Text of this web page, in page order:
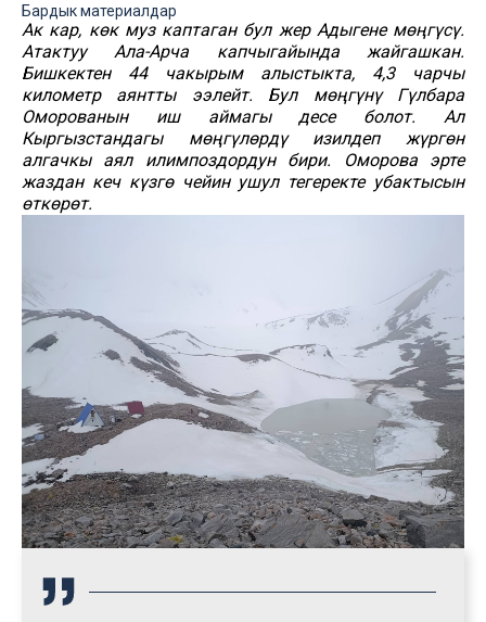
Бардык материалдар
Ак кар, көк муз каптаган бул жер Адыгене мөңгүсү.
Атактуу Ала-Арча капчыгайында жайгашкан.
Бишкектен 44 чакырым алыстыкта, 4,3 чарчы
километр аянтты ээлейт. Бул мөңгүнү Гүлбара
Оморованын иш аймагы десе болот. Ал
Кыргызстандагы мөңгүлөрдү изилдеп жүргөн
алгачкы аял илимпоздордун бири. Оморова эрте
жаздан кеч күзгө чейин ушул тегеректе убактысын
өткөрөт.